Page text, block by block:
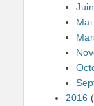
2016